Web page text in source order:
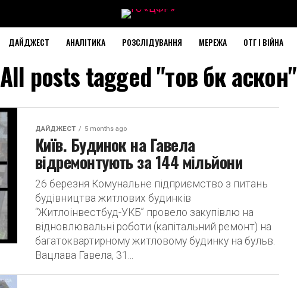
ДАЙДЖЕСТ АНАЛІТИКА РОЗСЛІДУВАННЯ МЕРЕЖА ОТГ І ВІЙНА
All posts tagged "тов бк аскон"
ДАЙДЖЕСТ 5 months ago
Київ. Будинок на Гавела
відремонтують за 144 мільйони
26 березня Комунальне підприємство з питань
будівництва житлових будинків
“Житлоінвестбуд-УКБ” провело закупівлю на
відновлювальні роботи (капітальний ремонт) на
багатоквартирному житловому будинку на бульв.
Вацлава Гавела, 31...